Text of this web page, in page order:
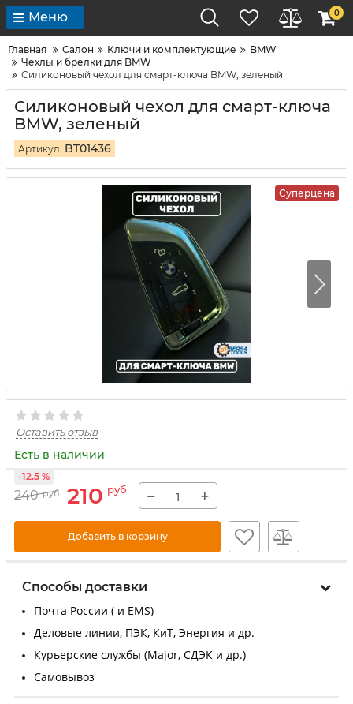
Меню 0
Главная Салон Ключи и комплектующие
BMW
Чехлы и брелки для BMW
Силиконовый чехол для смарт-ключа BMW, зеленый
Силиконовый чехол для смарт-ключа
BMW, зеленый
Артикул: BT01436
Суперцена
Оставить отзыв
Есть в наличии
240 руб 210 руб
-12.5 %
− +
Добавить в корзину
Способы доставки
Почта России ( и EMS)
Деловые линии, ПЭК, КиТ, Энергия и др.
Курьерские службы (Major, СДЭК и др.)
Самовывоз